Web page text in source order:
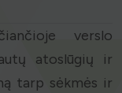
verslo
atoslūgių ir
tarp sėkmės ir